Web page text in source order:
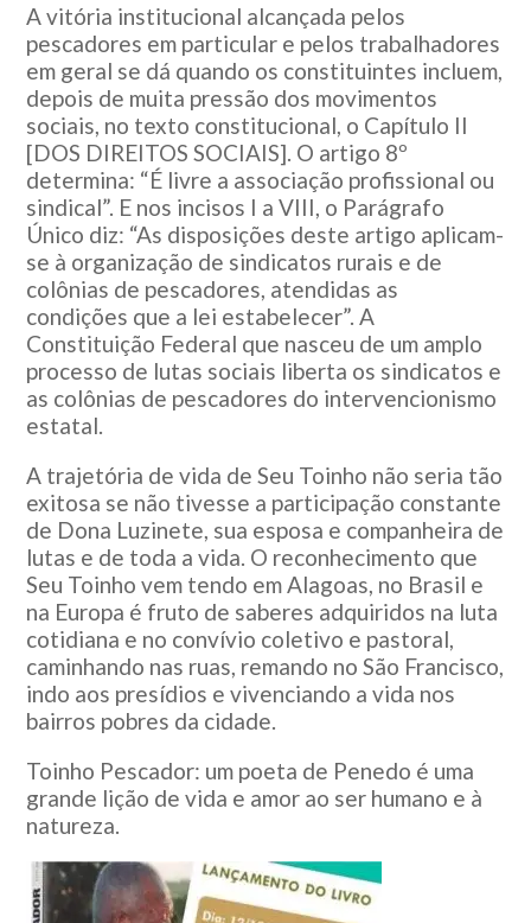
A vitória institucional alcançada pelos
pescadores em particular e pelos trabalhadores
em geral se dá quando os constituintes incluem,
depois de muita pressão dos movimentos
sociais, no texto constitucional, o Capítulo II
[DOS DIREITOS SOCIAIS]. O artigo 8º
determina: “É livre a associação profissional ou
sindical”. E nos incisos I a VIII, o Parágrafo
Único diz: “As disposições deste artigo aplicam-
se à organização de sindicatos rurais e de
colônias de pescadores, atendidas as
condições que a lei estabelecer”. A
Constituição Federal que nasceu de um amplo
processo de lutas sociais liberta os sindicatos e
as colônias de pescadores do intervencionismo
estatal.
A trajetória de vida de Seu Toinho não seria tão
exitosa se não tivesse a participação constante
de Dona Luzinete, sua esposa e companheira de
lutas e de toda a vida. O reconhecimento que
Seu Toinho vem tendo em Alagoas, no Brasil e
na Europa é fruto de saberes adquiridos na luta
cotidiana e no convívio coletivo e pastoral,
caminhando nas ruas, remando no São Francisco,
indo aos presídios e vivenciando a vida nos
bairros pobres da cidade.
Toinho Pescador: um poeta de Penedo é uma
grande lição de vida e amor ao ser humano e à
natureza.